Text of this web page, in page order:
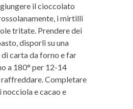
il cioccolato
i mirtilli
tritate. Prendere dei
disporli su una
carta da forno e far
a 180° per 12-14
Completare
nocciola e cacao e